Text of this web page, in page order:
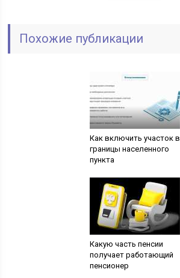
Похожие публикации
Как включить участок в
границы населенного
пункта
Какую часть пенсии
получает работающий
пенсионер